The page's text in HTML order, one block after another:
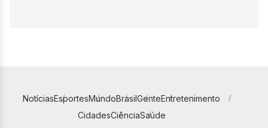
NotíciasEsportesMundoBrasilGenteEntretenimento
CidadesCiênciaSaúde